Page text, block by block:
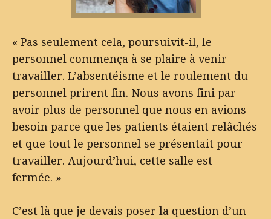
« Pas seulement cela, poursuivit-il, le
personnel commença à se plaire à venir
travailler. L’absentéisme et le roulement du
personnel prirent fin. Nous avons fini par
avoir plus de personnel que nous en avions
besoin parce que les patients étaient relâchés
et que tout le personnel se présentait pour
travailler. Aujourd’hui, cette salle est
fermée. »
C’est là que je devais poser la question d’un